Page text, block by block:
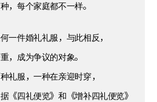
，每个家庭都不一样。
一件婚礼礼服，与此相反，
，成为争议的对象。
礼服，一种在亲迎时穿，
《四礼便览》和《增补四礼便览》